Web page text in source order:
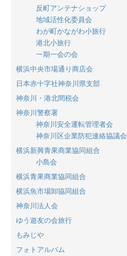
反町アンテナショップ
地域活性化委員会
わが町かながわ小旅行
港北小旅行
一期一会の会
横浜中央市場通り商店会
日本赤十字社神奈川県支部
神奈川・港北間税会
神奈川警察署
神奈川安全運転管理者会
神奈川区企業防犯連絡協議会
横浜新興青果商業協同組合
小島会
横浜青果商業協同組合
横浜魚市場卸協同組合
神奈川法人会
ゆう遊友の会旅行
もみじや
フォトアルバム